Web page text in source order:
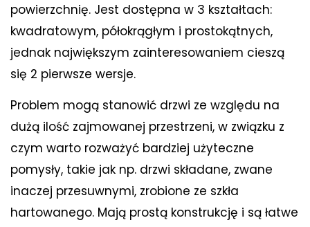
powierzchnię. Jest dostępna w 3 kształtach:
kwadratowym, półokrągłym i prostokątnych,
jednak największym zainteresowaniem cieszą
się 2 pierwsze wersje.
Problem mogą stanowić drzwi ze względu na
dużą ilość zajmowanej przestrzeni, w związku z
czym warto rozważyć bardziej użyteczne
pomysły, takie jak np. drzwi składane, zwane
inaczej przesuwnymi, zrobione ze szkła
hartowanego. Mają prostą konstrukcję i są łatwe